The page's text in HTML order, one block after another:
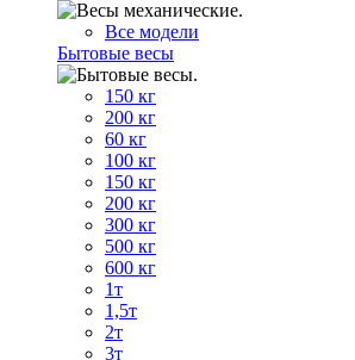
Все модели
Бытовые весы
150 кг
200 кг
60 кг
100 кг
150 кг
200 кг
300 кг
500 кг
600 кг
1т
1,5т
2т
3т